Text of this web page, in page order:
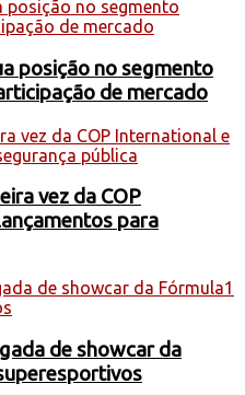
posição no segmento
de mercado
vez da COP
para
de showcar da